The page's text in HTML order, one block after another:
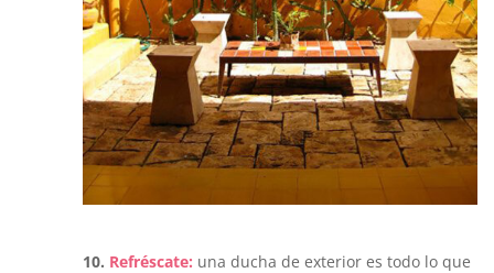
10. Refréscate: una ducha de exterior es todo lo que